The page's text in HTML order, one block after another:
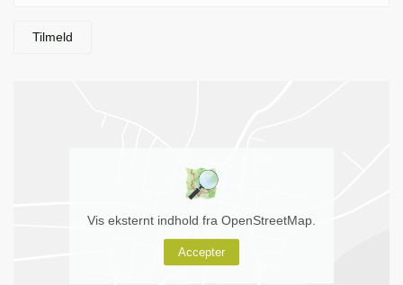
Tilmeld
Vis eksternt indhold fra OpenStreetMap.
Accepter